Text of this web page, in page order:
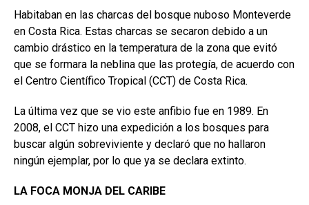
Habitaban en las charcas del bosque nuboso Monteverde
en Costa Rica. Estas charcas se secaron debido a un
cambio drástico en la temperatura de la zona que evitó
que se formara la neblina que las protegía, de acuerdo con
el Centro Científico Tropical (CCT) de Costa Rica.
La última vez que se vio este anfibio fue en 1989. En
2008, el CCT hizo una expedición a los bosques para
buscar algún sobreviviente y declaró que no hallaron
ningún ejemplar, por lo que ya se declara extinto.
LA FOCA MONJA DEL CARIBE